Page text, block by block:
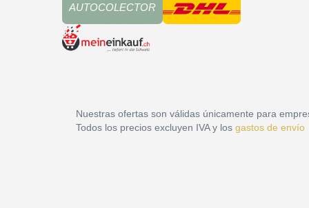
AUTOCOLECTOR
Nuestras ofertas son válidas únicamente para
Todos los precios excluyen IVA y los gastos de envío